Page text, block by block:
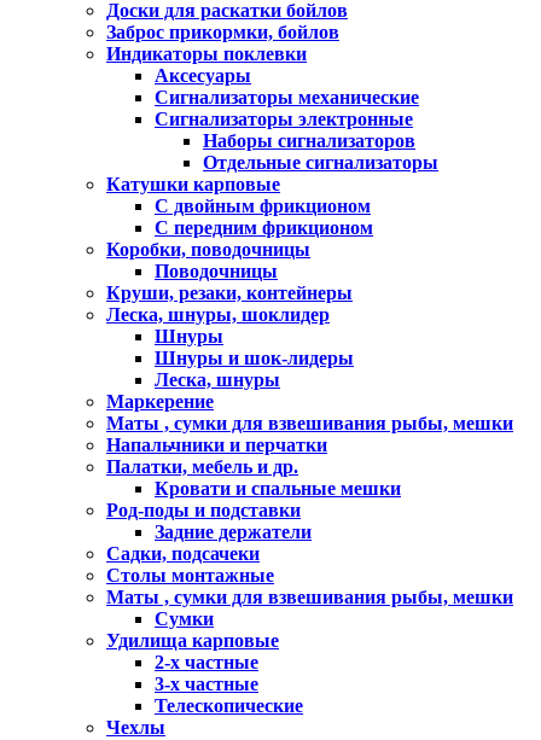
Доски для раскатки бойлов
Заброс прикормки, бойлов
Индикаторы поклевки
Аксесуары
Сигнализаторы механические
Сигнализаторы электронные
Наборы сигнализаторов
Отдельные сигнализаторы
Катушки карповые
С двойным фрикционом
С передним фрикционом
Коробки, поводочницы
Поводочницы
Круши, резаки, контейнеры
Леска, шнуры, шоклидер
Шнуры
Шнуры и шок-лидеры
Леска, шнуры
Маркерение
Маты , сумки для взвешивания рыбы, мешки
Напальчники и перчатки
Палатки, мебель и др.
Кровати и спальные мешки
Род-поды и подставки
Задние держатели
Садки, подсачеки
Столы монтажные
Маты , сумки для взвешивания рыбы, мешки
Сумки
Удилища карповые
2-х частные
3-х частные
Телескопические
Чехлы